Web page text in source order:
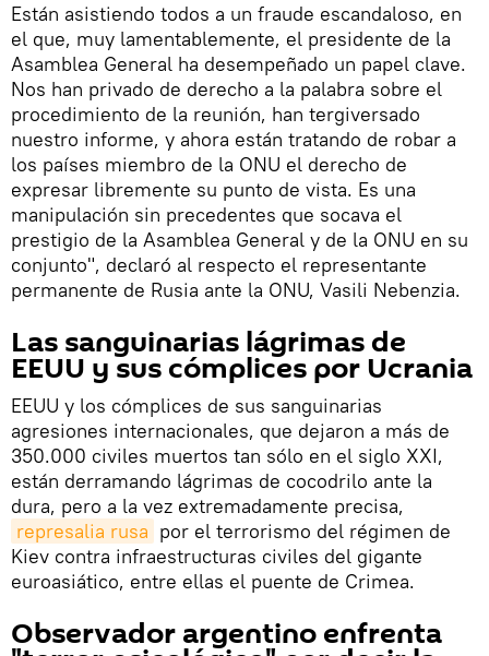
Están asistiendo todos a un fraude escandaloso, en
el que, muy lamentablemente, el presidente de la
Asamblea General ha desempeñado un papel clave.
Nos han privado de derecho a la palabra sobre el
procedimiento de la reunión, han tergiversado
nuestro informe, y ahora están tratando de robar a
los países miembro de la ONU el derecho de
expresar libremente su punto de vista. Es una
manipulación sin precedentes que socava el
prestigio de la Asamblea General y de la ONU en su
conjunto", declaró al respecto el representante
permanente de Rusia ante la ONU, Vasili Nebenzia.
Las sanguinarias lágrimas de
EEUU y sus cómplices por Ucrania
EEUU y los cómplices de sus sanguinarias
agresiones internacionales, que dejaron a más de
350.000 civiles muertos tan sólo en el siglo XXI,
están derramando lágrimas de cocodrilo ante la
dura, pero a la vez extremadamente precisa,
represalia rusa por el terrorismo del régimen de
Kiev contra infraestructuras civiles del gigante
euroasiático, entre ellas el puente de Crimea.
Observador argentino enfrenta